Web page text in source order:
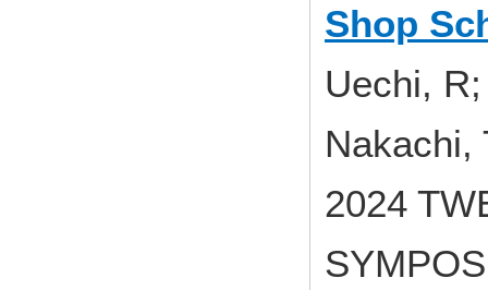
Shop
Uechi,
Nakachi,
2024